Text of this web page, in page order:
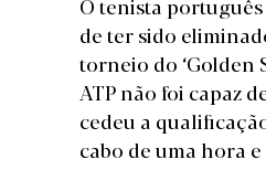
de ter sido
torneio do ‘Golden
ATP não foi capaz
cedeu a
cabo de uma hora